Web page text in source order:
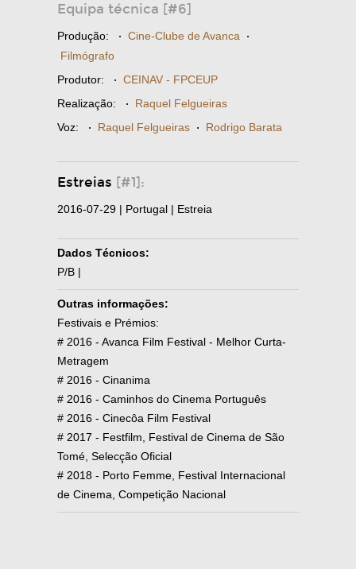
Equipa técnica [#6]
Produção: · Cine-Clube de Avanca ·
Filmógrafo
Produtor: · CEINAV - FPCEUP
Realização: · Raquel Felgueiras
Voz: · Raquel Felgueiras · Rodrigo Barata
Estreias [#1]:
2016-07-29 | Portugal | Estreia
Dados Técnicos:
P/B |
Outras informações:
Festivais e Prémios:
# 2016 - Avanca Film Festival - Melhor Curta-
Metragem
# 2016 - Cinanima
# 2016 - Caminhos do Cinema Português
# 2016 - Cinecôa Film Festival
# 2017 - Festfilm, Festival de Cinema de São
Tomé, Selecção Oficial
# 2018 - Porto Femme, Festival Internacional
de Cinema, Competição Nacional